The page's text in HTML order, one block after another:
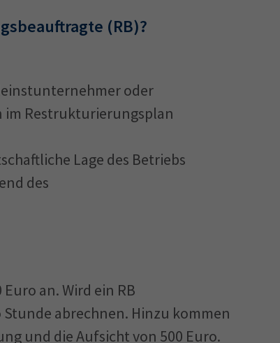
(RB)?
oder
im Restrukturierungsplan
Lage des Betriebs
des
an. Wird ein RB
abrechnen. Hinzu kommen
und die Aufsicht von 500 Euro.